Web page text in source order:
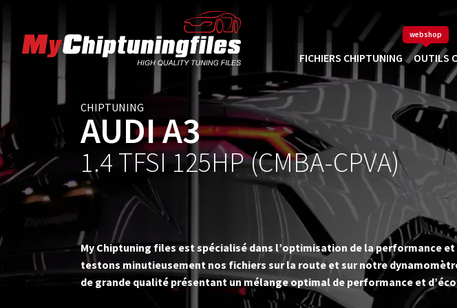
FICHIERS CHIPTUNING OUTILS
webshop
CHIPTUNING
AUDI A3
1.4 TFSI 125HP (CMBA-CPVA)
My Chiptuning files est spécialisé dans l’optimisation de la performance
testons minutieusement nos fichiers sur la route et sur notre
de grande qualité présentant un mélange optimal de performance et